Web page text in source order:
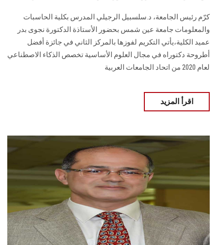
كرّم رئيس الجامعة، د.سلسبيل الرجيلي المدرس بكلية الحاسبات
والمعلومات جامعة عين شمس بحضور الأستاذة الدكتورة نجوى بدر
عميد الكلية،يأتي التكريم لفوزها بالمركز الثاني في جائزة أفضل
أطروحة دكتوراه في مجال العلوم الأساسية تخصص الذكاء الاصطناعي
لعام 2020 من اتحاد الجامعات العربية
اقرأ المزيد